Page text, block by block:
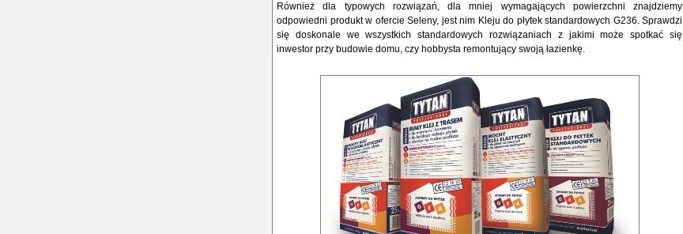
Również dla typowych rozwiązań, dla mniej wymagających powierzchni znajdziemy
odpowiedni produkt w ofercie Seleny, jest nim Kleju do płytek standardowych G236. Sprawdzi
się doskonale we wszystkich standardowych rozwiązaniach z jakimi może spotkać się
inwestor przy budowie domu, czy hobbysta remontujący swoją łazienkę.